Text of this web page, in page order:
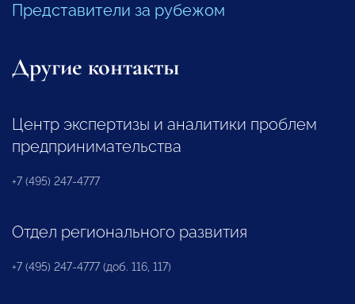
Представители за рубежом
Другие контакты
Центр экспертизы и аналитики проблем
предпринимательства
+7 (495) 247-4777
Отдел регионального развития
+7 (495) 247-4777 (доб. 116, 117)